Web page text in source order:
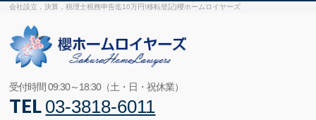
会社設立，決算，税理士税務申告迄10万円!移転登記|櫻ホームロイヤーズ
受付時間 09:30～18:30（土・日・祝休業）
TEL 03-3818-6011